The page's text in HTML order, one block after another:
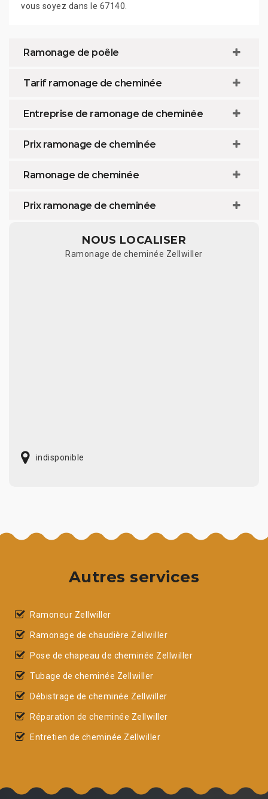
vous soyez dans le 67140.
Ramonage de poêle
Tarif ramonage de cheminée
Entreprise de ramonage de cheminée
Prix ramonage de cheminée
Ramonage de cheminée
Prix ramonage de cheminée
NOUS LOCALISER
Ramonage de cheminée Zellwiller
indisponible
Autres services
Ramoneur Zellwiller
Ramonage de chaudière Zellwiller
Pose de chapeau de cheminée Zellwiller
Tubage de cheminée Zellwiller
Débistrage de cheminée Zellwiller
Réparation de cheminée Zellwiller
Entretien de cheminée Zellwiller